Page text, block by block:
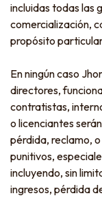
incluidas todas las
comercialización,
propósito
En ningún caso
directores,
contratistas,
o licenciantes
pérdida, reclamo,
punitivos,
incluyendo, sin
ingresos, pérdida